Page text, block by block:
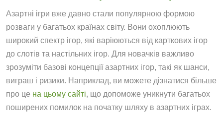
Азартні ігри вже давно стали популярною формою
розваги у багатьох країнах світу. Вони охоплюють
широкий спектр ігор, які варіюються від карткових ігор
до слотів та настільних ігор. Для новачків важливо
зрозуміти базові концепції азартних ігор, такі як шанси,
виграш і ризики. Наприклад, ви можете дізнатися більше
про це на цьому сайті, що допоможе уникнути багатьох
поширених помилок на початку шляху в азартних іграх.